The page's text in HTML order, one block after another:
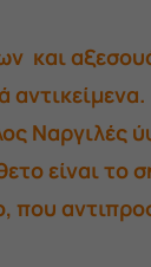
και
αντικείμενα.
είναι το
που